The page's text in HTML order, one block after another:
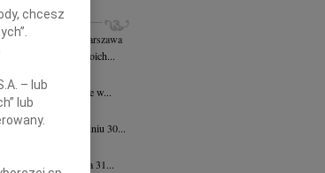
Warszawa
w przeddzień swoich...
wiadomość, że w...
Warszawa
że w dniu 30...
że dnia 31...
chcesz
– lub
lub